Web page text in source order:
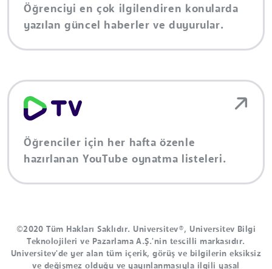
Öğrenciyi en çok ilgilendiren konularda
yazılan güncel haberler ve duyurular.
Öğrenciler için her hafta özenle
hazırlanan YouTube oynatma listeleri.
©2020 Tüm Hakları Saklıdır. Universitev®, Universitev Bilgi
Teknolojileri ve Pazarlama A.Ş.'nin tescilli markasıdır.
Universitev'de yer alan tüm içerik, görüş ve bilgilerin eksiksiz
ve değişmez olduğu ve yayınlanmasıyla ilgili yasal